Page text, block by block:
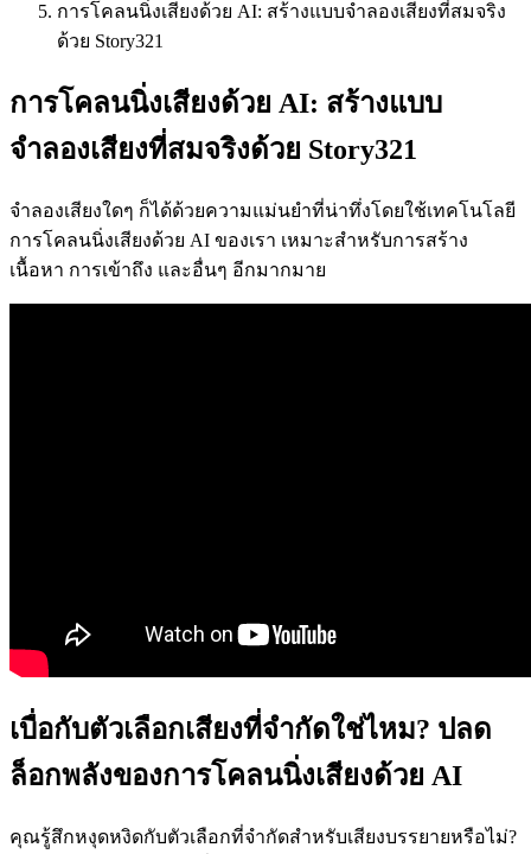
การโคลนนิ่งเสียงด้วย AI: สร้างแบบจำลองเสียงที่สมจริง
ด้วย Story321
การโคลนนิ่งเสียงด้วย AI: สร้างแบบ
จำลองเสียงที่สมจริงด้วย Story321
จำลองเสียงใดๆ ก็ได้ด้วยความแม่นยำที่น่าทึ่งโดยใช้เทคโนโลยี
การโคลนนิ่งเสียงด้วย AI ของเรา เหมาะสำหรับการสร้าง
เนื้อหา การเข้าถึง และอื่นๆ อีกมากมาย
เบื่อกับตัวเลือกเสียงที่จำกัดใช่ไหม? ปลด
ล็อกพลังของการโคลนนิ่งเสียงด้วย AI
คุณรู้สึกหงุดหงิดกับตัวเลือกที่จำกัดสำหรับเสียงบรรยายหรือไม่?